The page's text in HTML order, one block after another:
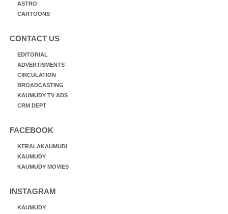
ASTRO
CARTOONS
CONTACT US
EDITORIAL
ADVERTISMENTS
CIRCULATION
BROADCASTING
KAUMUDY TV ADS
CRM DEPT
FACEBOOK
KERALAKAUMUDI
KAUMUDY
KAUMUDY MOVIES
INSTAGRAM
KAUMUDY